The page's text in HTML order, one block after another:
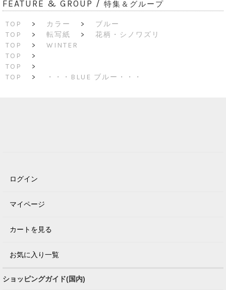
FEATURE & GROUP / 特集＆グループ
TOP > カラー >
ブルー
TOP
> 転写紙 >
花柄・シノワズリ
TOP
>
WINTER
TOP
>
TOP
>
TOP
> ・・・BLUE ブルー・・・
ログイン
マイページ
カートを見る
お気に入り一覧
ショッピングガイド(国内)